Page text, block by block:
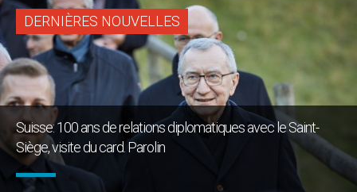
DERNIÈRES NOUVELLES
Suisse: 100 ans de relations diplomatiques avec le Saint-
Siège, visite du card. Parolin